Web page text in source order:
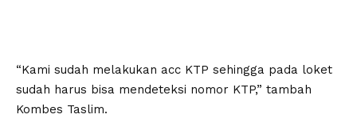
“Kami sudah melakukan acc KTP sehingga pada loket
sudah harus bisa mendeteksi nomor KTP,” tambah
Kombes Taslim.